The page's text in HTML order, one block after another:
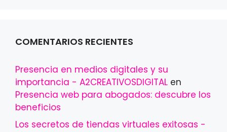
COMENTARIOS RECIENTES
Presencia en medios digitales y su
importancia - A2CREATIVOSDIGITAL en
Presencia web para abogados: descubre los
beneficios
Los secretos de tiendas virtuales exitosas -